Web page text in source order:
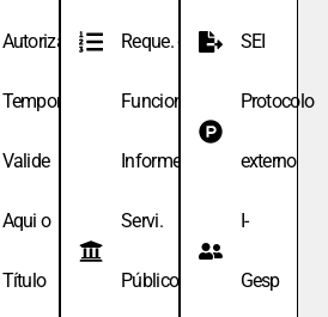
Autoriza.
Temporária
Valide
Aqui o
Título
Reque. de
Funcionário
Informe
Servi.
Públicos
SEI
Protocolo
externo
I-
Gesp